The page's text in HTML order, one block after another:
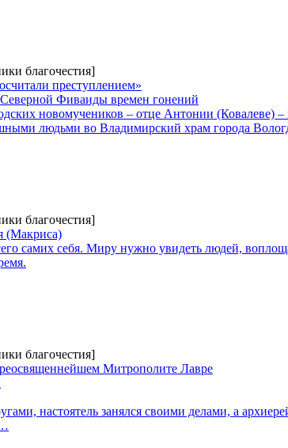
благочестия]
преступлением»
Фиваиды времен гонений
новомучеников – отце Антонии (Ковалеве) –
людьми во Владимирский храм города
благочестия]
(Макриса)
самих себя. Миру нужно увидеть людей,
благочестия]
Митрополите Лавре
настоятель занялся своими делами, а